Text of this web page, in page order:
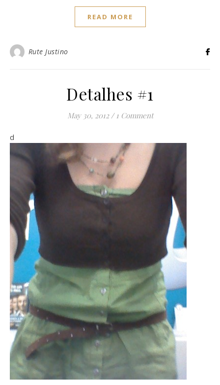
READ MORE
Rute Justino
Detalhes #1
May 30, 2012 / 1 Comment
d